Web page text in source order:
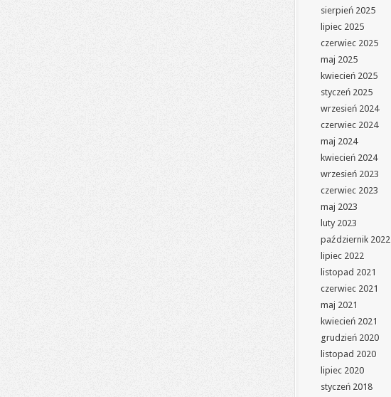
sierpień 2025
lipiec 2025
czerwiec 2025
maj 2025
kwiecień 2025
styczeń 2025
wrzesień 2024
czerwiec 2024
maj 2024
kwiecień 2024
wrzesień 2023
czerwiec 2023
maj 2023
luty 2023
październik 2022
lipiec 2022
listopad 2021
czerwiec 2021
maj 2021
kwiecień 2021
grudzień 2020
listopad 2020
lipiec 2020
styczeń 2018